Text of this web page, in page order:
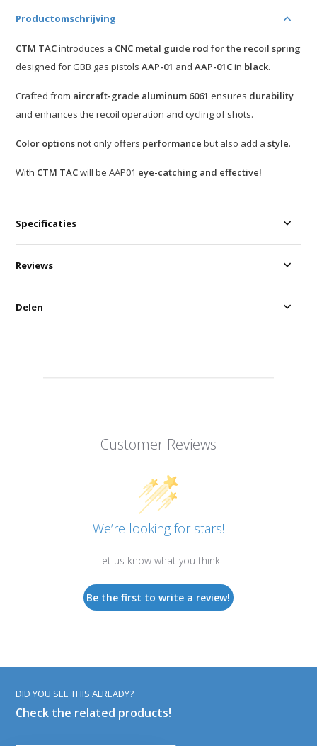
Productomschrijving
CTM TACintroduces a CNC metal guide rod for the recoil spring
designed for GBB gas pistols AAP-01 and AAP-01Cin black.
Crafted from aircraft-grade aluminum 6061 ensures durability
and enhances the recoil operation and cycling of shots.
Color optionsnot only offers performance but also add astyle.
With CTM TACwill be AAP01 eye-catching and effective!
Specificaties
Customer Reviews
We’re looking for stars!
Let us know what you think
Be the first to write a review!
Reviews
Delen
DID YOU SEE THIS ALREADY?
Check the related products!